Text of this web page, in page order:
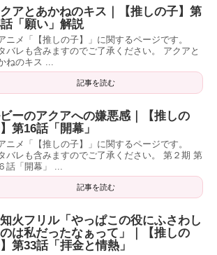
アとあかねのキス｜【推しの子】第
「願い」解説
ニメ「【推しの子】」に関するページです。
バレも含みますのでご了承ください。 アクアと
ねのキス ...
記事を読む
ーのアクアへの嫌悪感｜【推しの
第16話「開幕」
ニメ「【推しの子】」に関するページです。
バレも含みますのでご了承ください。 第２期 第
話「開幕」 ...
記事を読む
火フリル「やっぱこの役にふさわし
は私だったなぁって」｜【推しの
第33話「拝金と情熱」